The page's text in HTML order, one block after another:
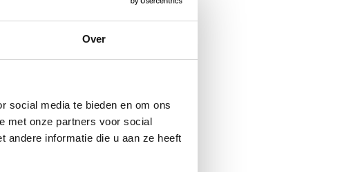
Over
social media te bieden en om ons
met onze partners voor social
andere informatie die u aan ze heeft